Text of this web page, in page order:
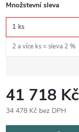
Množstevní sleva
1 ks
2 a více ks = sleva 2 %
41 718 Kč
34 478 Kč bez DPH